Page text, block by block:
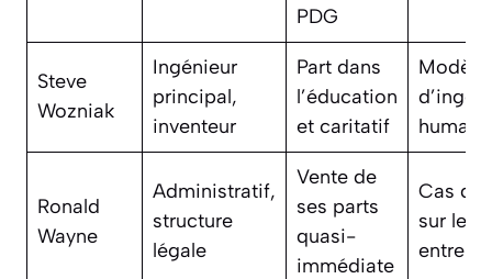
PDG
Steve
Wozniak
Ingénieur
principal,
inventeur
Part dans
l’éducation
et caritatif
Modèle
Ronald
Wayne
Administratif,
structure
légale
Vente de
ses parts
quasi-
immédiate
Cas
sur le